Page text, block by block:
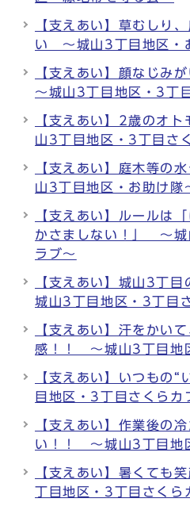
【支えあい】草むしり
い ～城山3丁目地区・
【支えあい】顔なじみ
～城山3丁目地区・3丁
【支えあい】2歳のオ
山3丁目地区・3丁目さ
【支えあい】庭木等の
山3丁目地区・お助け隊
【支えあい】ルールは
かさましない！」 ～城
ラブ～
【支えあい】城山3丁
城山3丁目地区・3丁目
【支えあい】汗をかい
感！！ ～城山3丁目地
【支えあい】いつもの
目地区・3丁目さくらカ
【支えあい】作業後の
い！！ ～城山3丁目地
【支えあい】暑くても
丁目地区・3丁目さくら